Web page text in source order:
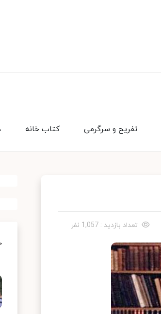
کتاب خانه تفریح و سرگرمی
تعداد بازدید : 1,057 نفر